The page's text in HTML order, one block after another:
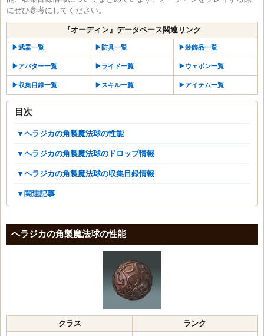
にぜひ参考にしてください。
『オーディン』データベース関連リンク
▶︎武器一覧 ▶︎防具一覧 ▶︎装飾品一覧
▶︎アバター一覧 ▶︎ライド一覧 ▶︎ウェポン一覧
▶︎収集目録一覧 ▶︎スキル一覧 ▶︎アイテム一覧
目次
▼ヘラジカの角製魔法球の性能
▼ヘラジカの角製魔法球のドロップ情報
▼ヘラジカの角製魔法球の収集目録情報
▼関連記事
ヘラジカの角製魔法球の性能
クラス ランク